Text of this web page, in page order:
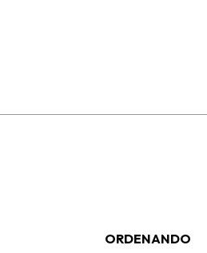
ORDENANDO